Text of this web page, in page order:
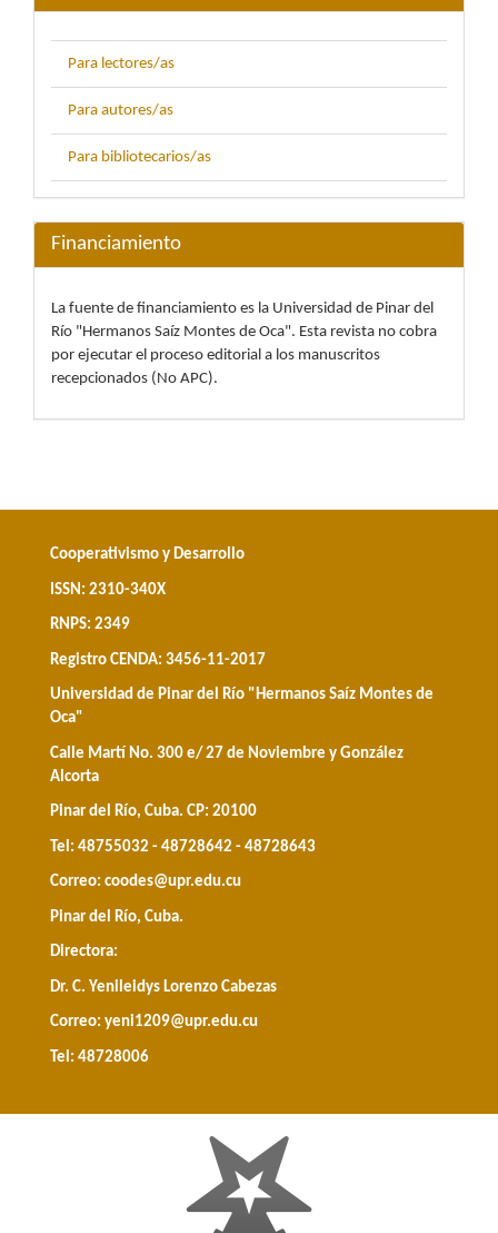
Para lectores/as
Para autores/as
Para bibliotecarios/as
Financiamiento
La fuente de financiamiento es la Universidad de Pinar del
Río "Hermanos Saíz Montes de Oca". Esta revista no cobra
por ejecutar el proceso editorial a los manuscritos
recepcionados (No APC).
Cooperativismo y Desarrollo
ISSN: 2310-340X
RNPS: 2349
Registro CENDA: 3456-11-2017
Universidad de Pinar del Río "Hermanos Saíz Montes de
Oca"
Calle Martí No. 300 e/ 27 de Noviembre y González
Alcorta
Pinar del Río, Cuba. CP: 20100
Tel: 48755032 - 48728642 - 48728643
Correo: coodes@upr.edu.cu
Pinar del Río, Cuba.
Directora:
Dr. C. Yenileidys Lorenzo Cabezas
Correo: yeni1209@upr.edu.cu
Tel: 48728006